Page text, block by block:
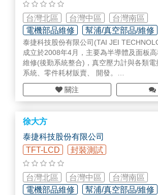
半導體及面板產業的服務項目
台灣北區 台灣中區
台灣南區
電機部品維修
幫浦/真空部品/維修
其他(未分類)
泰捷科技股份有限公司(TAI JEI
成立於2008年4月，主要為半導體及面板
維修(後勤系統整合)，真空壓力計與各類
系統、零件耗材販賣、 開發。
本公司是擁有豐富維修技術團隊所共同創
自各大原廠專業維修技術專才，專精於維修
及各式MKS gauge真空壓力計，比照原廠
良率高，維修實績涵蓋台灣各半導體廠、
光電廠客戶。
秉持專業的態度與紀律，堅持高績效的服務
新是永續經營的不二法則，建立真誠的企業
隊合作的價值，堅持高績效的服務品質，終
挑戰。
關注
徐大方
泰捷科技股份有限公司
TFT-LCD
封裝測試
台灣北區 台灣中區
台灣南區
電機部品維修
幫浦/真空部品/維修